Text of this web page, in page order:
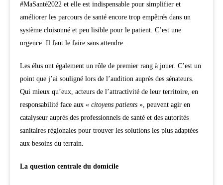
#MaSanté2022 et elle est indispensable pour simplifier et
améliorer les parcours de santé encore trop empêtrés dans un
système cloisonné et peu lisible pour le patient. C’est une
urgence. Il faut le faire sans attendre.
Les élus ont également un rôle de premier rang à jouer. C’est un
point que j’ai souligné lors de l’audition auprès des sénateurs.
Qui mieux qu’eux, acteurs de l’attractivité de leur territoire, en
responsabilité face aux « citoyens patients », peuvent agir en
catalyseur auprès des professionnels de santé et des autorités
sanitaires régionales pour trouver les solutions les plus adaptées
aux besoins du terrain.
La question centrale du domicile